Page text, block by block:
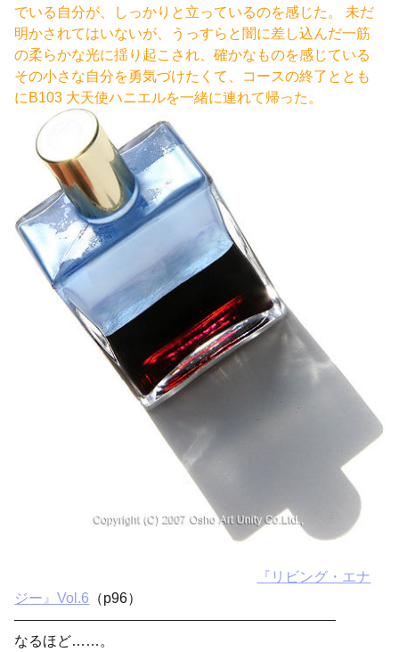
でいる自分が、しっかりと立っているのを感じた。 未だ
明かされてはいないが、うっすらと闇に差し込んだ一筋
の柔らかな光に揺り起こされ、確かなものを感じている
その小さな自分を勇気づけたくて、コースの終了ととも
にB103 大天使ハニエルを一緒に連れて帰った。
『リビング・エナ
ジー』Vol.6 （p96）
——————————————————————–
なるほど……。